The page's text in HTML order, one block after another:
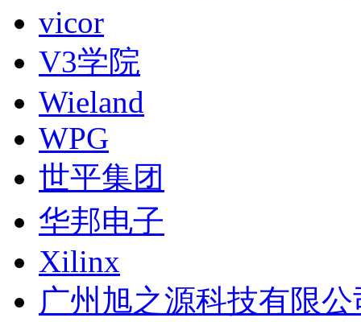
vicor
V3学院
Wieland
WPG
世平集团
华邦电子
Xilinx
广州旭之源科技有限公